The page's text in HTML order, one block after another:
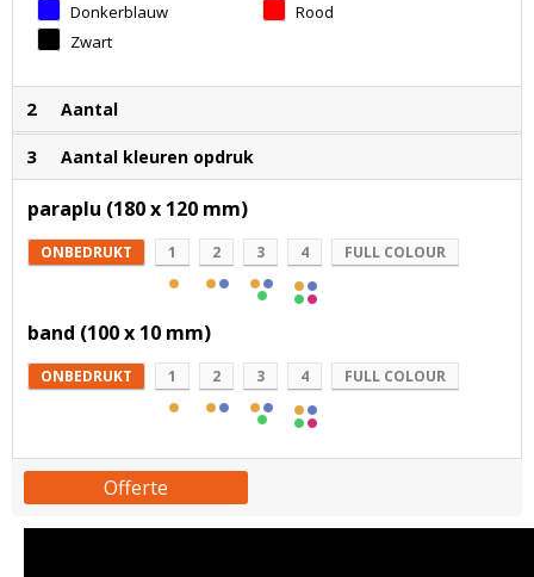
Donkerblauw
Rood
Zwart
2 Aantal
3 Aantal kleuren opdruk
paraplu (180 x 120 mm)
ONBEDRUKT 1 2 3 4 FULL COLOUR
band (100 x 10 mm)
ONBEDRUKT 1 2 3 4 FULL COLOUR
Offerte